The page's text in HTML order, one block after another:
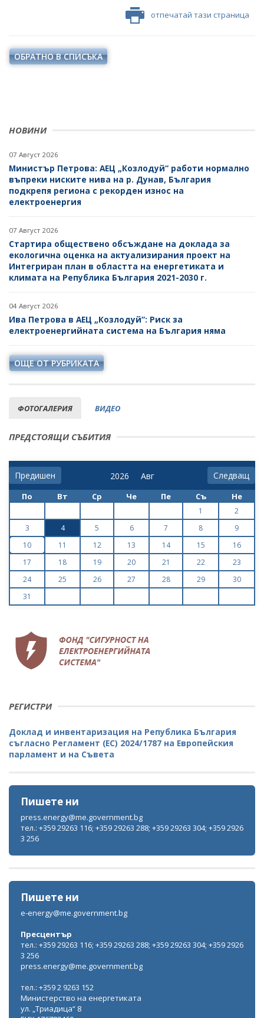
НОВИНИ
07 Август 2026
Министър Петрова: АЕЦ „Козлодуй“ работи нормално
въпреки ниските нива на р. Дунав, България
подкрепя региона с рекорден износ на
електроенергия
07 Август 2026
Стартира обществено обсъждане на доклада за
екологична оценка на актуализирания проект на
Интегриран план в областта на енергетиката и
климата на Република България 2021-2030 г.
04 Август 2026
Ива Петрова в АЕЦ „Козлодуй“: Риск за
електроенергийната система на България няма
ОЩЕ ОТ РУБРИКАТА
ФОТОГАЛЕРИЯ ВИДЕО
отпечатай тази страница
ОБРАТНО В СПИСЪКА
ПРЕДСТОЯЩИ СЪБИТИЯ
Предишен Следващ
По Вт Ср Че Пе Съ Не
1
2
3
4 5 6 7 8
9
10
11 12 13 14 15
16
17
18 19 20 21 22
23
24
25 26 27 28 29
30
31
РЕГИСТРИ
Доклад и инвентаризация на Република България
съгласно Регламент (ЕС) 2024/1787 на Европейския
парламент и на Съвета
Пишете ни
press.energy@me.government.bg
тел.: +359 29263 116; +359 29263 288; +359 29263 304; +359 2926
3 256
Пишете ни
e-energy@me.government.bg
Пресцентър
тел.: +359 29263 116; +359 29263 288; +359 29263 304; +359 2926
3 256
press.energy@me.government.bg
тел.: +359 2 9263 152
Министерство на енергетиката
ул. „Триадица“ 8